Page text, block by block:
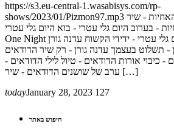
https://s3.eu-central-1.wasabisys.com/rp-
shows/2023/01/Pizmon97.mp3 שעה ראשונה האחים והאחיות - שיר
- בערוב היום גלי עטרי - בוא היום גלי עטרי -
One Night איתו גלי עטרי - שיר תמים גלי עטרי - ידידי הקשוח עדנה גורן
- תשלוט בעצמך עדנה גורן - רק שיר הדודאים
- כיבוי אורות הדודאים - טיול לילי הדודאים -
ערב של שושנים הדודאים - שיר […]
todayJanuary 28, 2023 127
חיפוש באתר